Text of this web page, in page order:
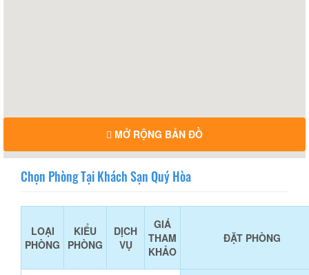
MỞ RỘNG BẢN ĐỒ
Chọn Phòng Tại Khách Sạn Quý Hòa
LOẠI
PHÒNG
KIỂU
PHÒNG
DỊCH
VỤ
GIÁ
THAM
KHẢO
ĐẶT PHÒNG